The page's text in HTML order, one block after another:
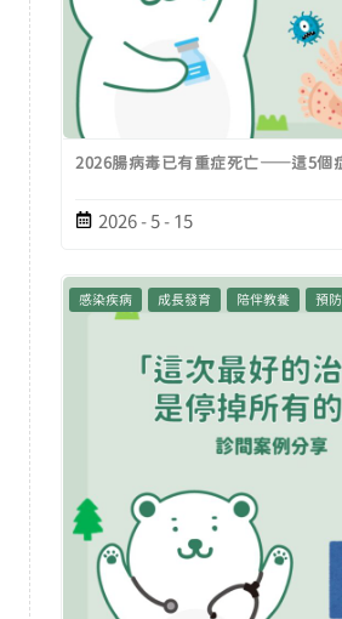
2026腸病毒已有重症死亡——這5個
2026 - 5 - 15
感染疾病 成長發育 陪伴教養 預